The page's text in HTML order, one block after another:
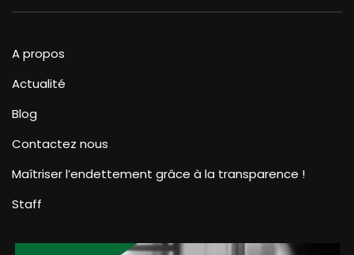
A propos
Actualité
Blog
Contactez nous
Maîtriser l’endettement grâce à la transparence !
Staff